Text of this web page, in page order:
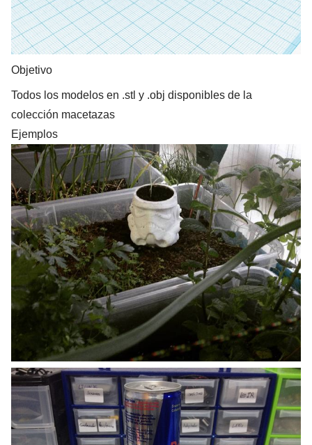
Objetivo
Todos los modelos en .stl y .obj disponibles de la
colección macetazas
Ejemplos